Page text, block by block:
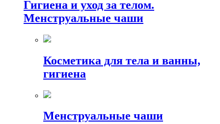
Гигиена и уход за телом.
Менструальные чаши
Косметика для тела и ванны,
гигиена
Менструальные чаши